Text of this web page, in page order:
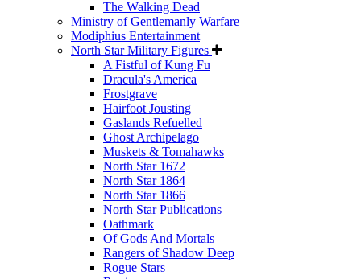
The Walking Dead
Ministry of Gentlemanly Warfare
Modiphius Entertainment
North Star Military Figures
A Fistful of Kung Fu
Dracula's America
Frostgrave
Hairfoot Jousting
Gaslands Refuelled
Ghost Archipelago
Muskets & Tomahawks
North Star 1672
North Star 1864
North Star 1866
North Star Publications
Oathmark
Of Gods And Mortals
Rangers of Shadow Deep
Rogue Stars